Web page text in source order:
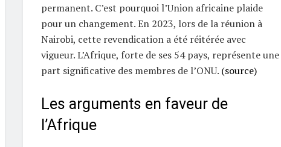
permanent. C’est pourquoi l’Union africaine plaide
pour un changement. En 2023, lors de la réunion à
Nairobi, cette revendication a été réitérée avec
vigueur. L’Afrique, forte de ses 54 pays, représente une
part significative des membres de l’ONU. (source)
Les arguments en faveur de
l’Afrique